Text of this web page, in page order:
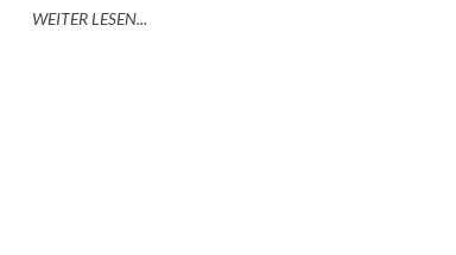
WEITER LESEN...